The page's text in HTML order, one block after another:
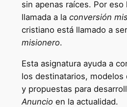
i
a
l
U
n
i
v
e
sin apenas raíces. Por eso
llamada a la conversión
cristiano está llamado a ser
misionero.
Esta asignatura ayuda a
los destinatarios, modelos
y propuestas para
Anuncioen la actualidad.